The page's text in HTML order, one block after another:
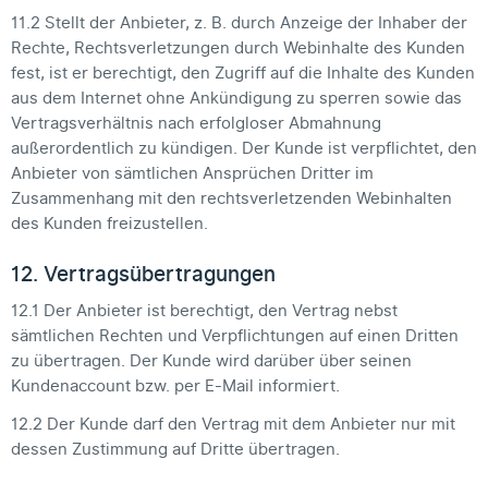
11.2 Stellt der Anbieter, z. B. durch Anzeige der Inhaber der
Rechte, Rechtsverletzungen durch Webinhalte des Kunden
fest, ist er berechtigt, den Zugriff auf die Inhalte des Kunden
aus dem Internet ohne Ankündigung zu sperren sowie das
Vertragsverhältnis nach erfolgloser Abmahnung
außerordentlich zu kündigen. Der Kunde ist verpflichtet, den
Anbieter von sämtlichen Ansprüchen Dritter im
Zusammenhang mit den rechtsverletzenden Webinhalten
des Kunden freizustellen.
12. Vertragsübertragungen
12.1 Der Anbieter ist berechtigt, den Vertrag nebst
sämtlichen Rechten und Verpflichtungen auf einen Dritten
zu übertragen. Der Kunde wird darüber über seinen
Kundenaccount bzw. per E-Mail informiert.
12.2 Der Kunde darf den Vertrag mit dem Anbieter nur mit
dessen Zustimmung auf Dritte übertragen.